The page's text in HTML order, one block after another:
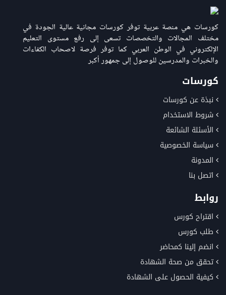
كورسات هي منصة عربية توفر كورسات مجانية عالية الجودة في
مختلف المجالات والتخصصات تسعى إلى رفع مستوى التعليم
الإلكتروني في الوطن العربي كما توفر فرصة لاصحاب الكفاءات
والخبرات والمدرسين للوصول إلى جمهور أكبر
كورسات
نبذة عن كورسات
شروط الاستخدام
الأسئلة الشائعة
سياسة الخصوصية
المدونة
اتصل بنا
روابط
اقتراح كورس
طلب كورس
انضم إلينا كمحاضر
تحقق من صحة الشهادة
كيفية الحصول على الشهادة